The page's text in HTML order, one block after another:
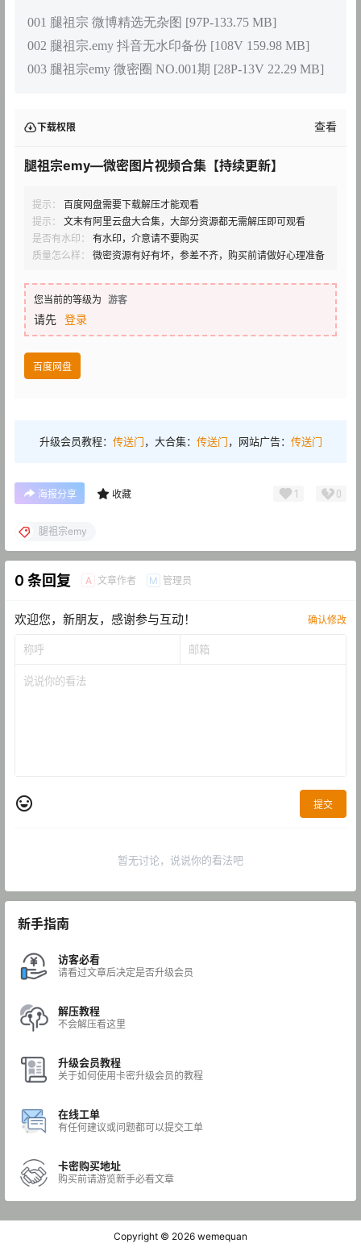
001 腿祖宗 微博精选无杂图 [97P-133.75 MB]
002 腿祖宗.emy 抖音无水印备份 [108V 159.98 MB]
003 腿祖宗emy 微密圈 NO.001期 [28P-13V 22.29 MB]
下载权限 查看
腿祖宗emy—微密图片视频合集【持续更新】
提示：
百度网盘需要下载解压才能观看
提示：
文末有阿里云盘大合集，大部分资源都无需解压即可观看
是否有水印：
有水印，介意请不要购买
质量怎么样：
微密资源有好有坏，参差不齐，购买前请做好心理准备
您当前的等级为 游客
请先 登录
百度网盘
升级会员教程： 传送门，大合集： 传送门，网站广告： 传送门
海报分享 收藏 1 0
腿祖宗emy
0 条回复 A 文章作者 M 管理员
欢迎您，新朋友，感谢参与互动！ 确认修改
提交
暂无讨论，说说你的看法吧
新手指南
访客必看
请看过文章后决定是否升级会员
解压教程
不会解压看这里
升级会员教程
关于如何使用卡密升级会员的教程
在线工单
有任何建议或问题都可以提交工单
卡密购买地址
购买前请游览新手必看文章
Copyright © 2026 wemequan